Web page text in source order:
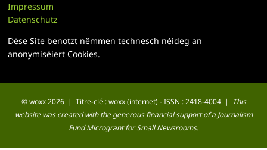
Impressum
Datenschutz
Dëse Site benotzt nëmmen technesch néideg an
anonymiséiert Cookies.
© woxx 2026 | Titre-clé : woxx (internet) - ISSN : 2418-4004 |
This
website was created with the generous financial support of a Journalism
Fund Microgrant for Small Newsrooms.